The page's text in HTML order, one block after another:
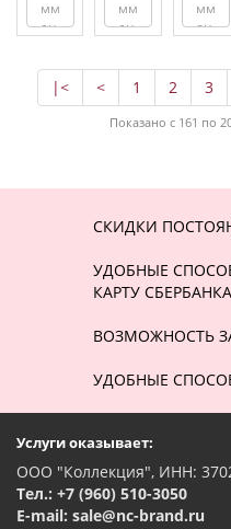
|< < 1 2 3
Показано с 161 по
СКИДКИ
УДОБНЫЕ
КАРТУ СБЕРБАНКА
ВОЗМОЖНОСТЬ
УДОБНЫЕ
Услуги оказывает:
ООО "Коллекция", ИНН:
Тел.: +7 (960) 510-3050
E-mail: sale@nc-brand.ru